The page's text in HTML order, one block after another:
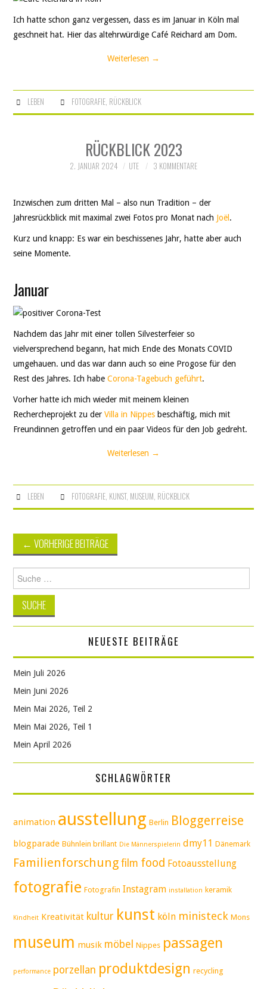
Ich hatte schon ganz vergessen, dass es im Januar in Köln mal
geschneit hat. Hier das altehrwürdige Café Reichard am Dom.
Weiterlesen →
LEBEN FOTOGRAFIE, RÜCKBLICK
RÜCKBLICK 2023
2. JANUAR 2024 UTE 3 KOMMENTARE
Inzwischen zum dritten Mal – also nun Tradition – der
Jahresrückblick mit maximal zwei Fotos pro Monat nach Joël .
Kurz und knapp: Es war ein beschissenes Jahr, hatte aber auch
seine Momente.
Januar
Nachdem das Jahr mit einer tollen Silvesterfeier so
vielversprechend begann, hat mich Ende des Monats COVID
umgehauen. und das war dann auch so eine Progose für den
Rest des Jahres. Ich habeCorona-Tagebuch geführt.
Vorher hatte ich mich wieder mit meinem kleinen
Rechercheprojekt zu derVilla in Nippes beschäftig, mich mit
Freundinnen getroffen und ein paar Videos für den Job gedreht.
Weiterlesen →
LEBEN FOTOGRAFIE, KUNST, MUSEUM RÜCKBLICK
Artikel-
Navigation
← VORHERIGE BEITRÄGE
nach:
NEUESTE BEITRÄGE
Mein Juli 2026
Mein Juni 2026
Mein Mai 2026, Teil 2
Mein Mai 2026, Teil 1
Mein April 2026
SCHLAGWÖRTER
animation ausstellung Berlin Bloggerreise
blogparade Bühnlein brillant Die Männerspielerin dmy11 Dänemark
Familienforschung film food Fotoausstellung
fotografie Fotografin Instagram installation keramik
Kindheit Kreativität kultur kunst köln ministeck Mons
museum musik möbel Nippes passagen
performance porzellan produktdesign recycling